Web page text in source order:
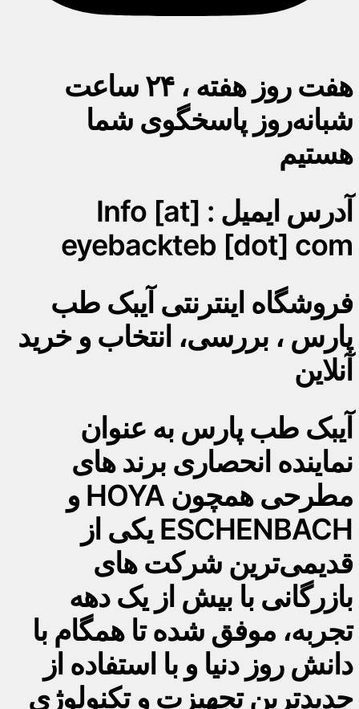
هفت روز هفته ، ۲۴ ساعت
شبانه‌روز پاسخگوی شما
هستیم
آدرس ایمیل : Info [at]
eyebackteb [dot] com
فروشگاه اینترنتی آیبک طب
پارس ، بررسی، انتخاب و خرید
آنلاین
آیبک طب پارس به عنوان
نماینده انحصاری برند های
مطرحی همچون HOYA و
ESCHENBACH یکی از
قدیمی‌ترین شرکت های
بازرگانی با بیش از یک دهه
تجربه، موفق شده تا همگام با
دانش روز دنیا و با استفاده از
جدیدترین تجهیزت و تکنولوژی